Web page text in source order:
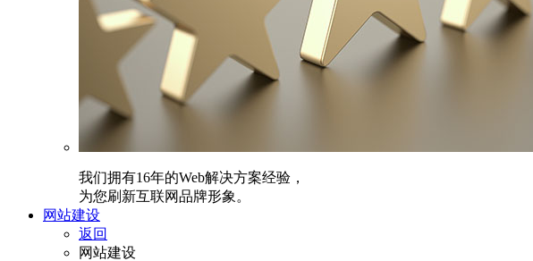
我们拥有16年的Web解决方案经验，
为您刷新互联网品牌形象。
网站建设
返回
网站建设